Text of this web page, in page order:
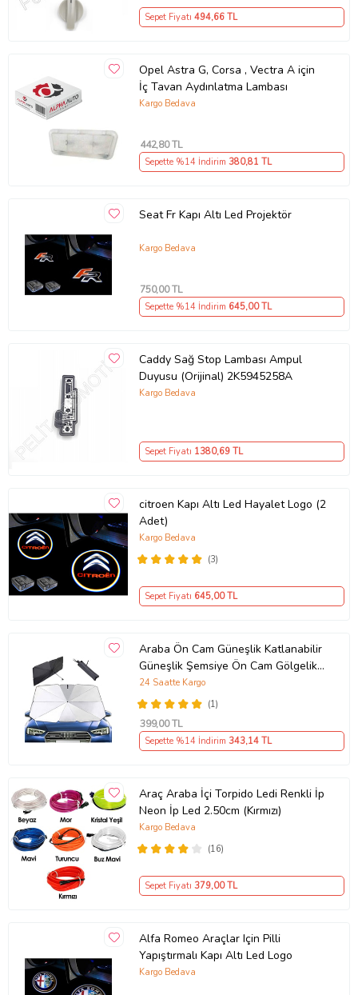
Sepet Fiyatı 494,66 TL
Opel Astra G, Corsa , Vectra A için
İç Tavan Aydınlatma Lambası
Kargo Bedava
442,80 TL
Sepette %14 İndirim 380,81 TL
Seat Fr Kapı Altı Led Projektör
Kargo Bedava
750,00 TL
Sepette %14 İndirim 645,00 TL
Caddy Sağ Stop Lambası Ampul
Duyusu (Orijinal) 2K5945258A
Kargo Bedava
Sepet Fiyatı 1380,69 TL
citroen Kapı Altı Led Hayalet Logo (2
Adet)
(3)
Kargo Bedava
Sepet Fiyatı 645,00 TL
Araba Ön Cam Güneşlik Katlanabilir
Güneşlik Şemsiye Ön Cam Gölgelik
ESNEK (Sarı)
(1)
24 Saatte Kargo
399,00 TL
Sepette %14 İndirim 343,14 TL
Araç Araba İçi Torpido Ledi Renkli İp
Neon İp Led 2.50cm (Kırmızı)
(16)
Kargo Bedava
Sepet Fiyatı 379,00 TL
Alfa Romeo Araçlar Için Pilli
Yapıştırmalı Kapı Altı Led Logo
Kargo Bedava